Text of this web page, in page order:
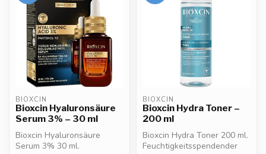
BIOXCIN
Bioxcin Hyaluronsäure
Serum 3% – 30 ml
Bioxcin Hyaluronsäure
Serum 3% 30 ml.
BIOXCIN
Bioxcin Hydra Toner –
200 ml
Bioxcin Hydra Toner 200 ml.
Feuchtigkeitsspendender